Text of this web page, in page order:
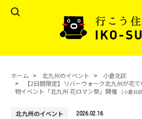
ホーム 北九州のイベント
小倉北区
【2日間限定】リバーウォーク北九州が花
物イベント「北九州 花ロマン祭」開催 (小倉北
北九州のイベント 2026.02.16